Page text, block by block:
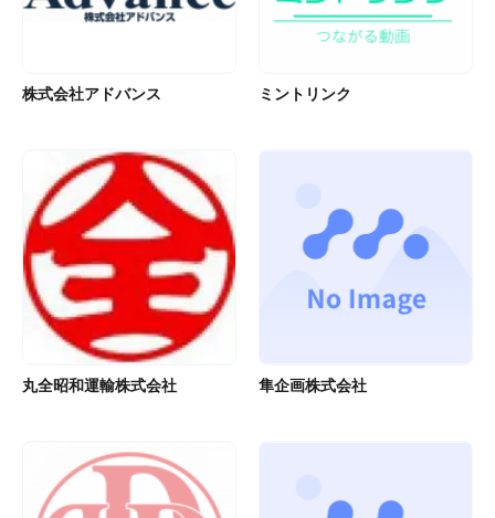
株式会社アドバンス ミントリンク
丸全昭和運輸株式会社 隼企画株式会社